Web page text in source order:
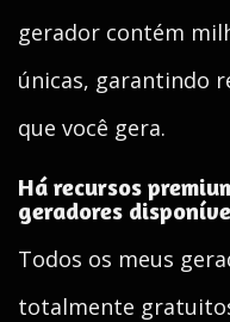
gerador contém
únicas, garantindo
que você gera.
Há recursos
geradores
Todos os meus
totalmente